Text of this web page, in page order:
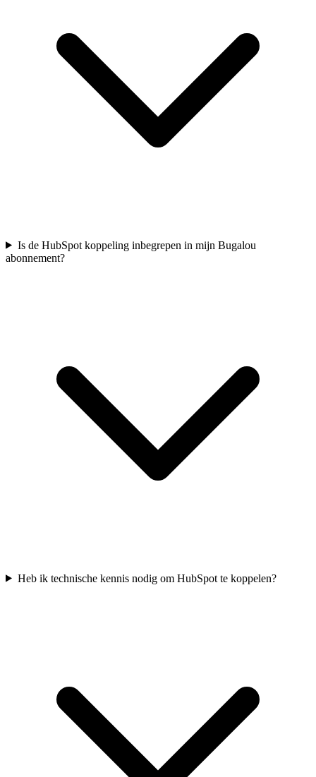
Is de HubSpot koppeling inbegrepen in mijn Bugalou
abonnement?
Heb ik technische kennis nodig om HubSpot te koppelen?